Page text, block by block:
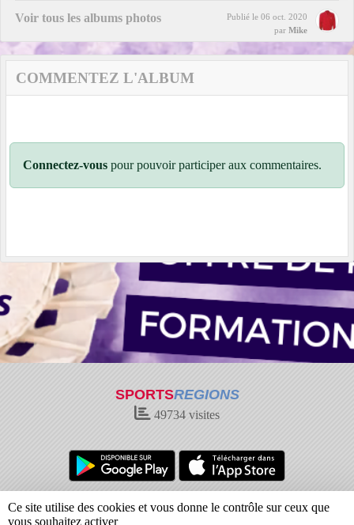
Voir tous les albums photos Publié le 06 oct. 2020
par Mike
COMMENTEZ L'ALBUM
Connectez-vous pour pouvoir participer aux commentaires.
SPORTSREGIONS
49734 visites
Charte cookies
Gestion des cookies
Informations légales
Ce site utilise des cookies et vous donne le contrôle sur ceux que
vous souhaitez activer